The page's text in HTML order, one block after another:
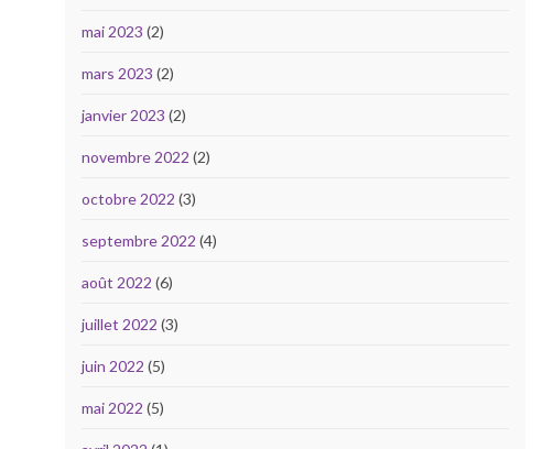
mai 2023 (2)
mars 2023 (2)
janvier 2023 (2)
novembre 2022 (2)
octobre 2022 (3)
septembre 2022 (4)
août 2022 (6)
juillet 2022 (3)
juin 2022 (5)
mai 2022 (5)